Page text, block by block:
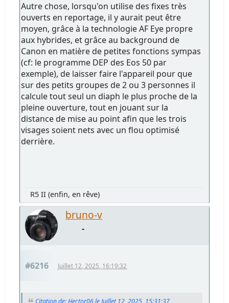
Autre chose, lorsqu'on utilise des fixes très
ouverts en reportage, il y aurait peut être
moyen, grâce à la technologie AF Eye propre
aux hybrides, et grâce au background de
Canon en matière de petites fonctions sympas
(cf: le programme DEP des Eos 50 par
exemple), de laisser faire l'appareil pour que
sur des petits groupes de 2 ou 3 personnes il
calcule tout seul un diaph le plus proche de la
pleine ouverture, tout en jouant sur la
distance de mise au point afin que les trois
visages soient nets avec un flou optimisé
derrière.
R5 II (enfin, en rêve)
bruno-v
-
#6216 Juillet 12, 2025, 16:19:32